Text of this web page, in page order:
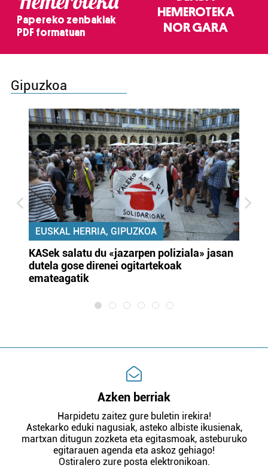
Papereko zenbakiak
PDF formatuan
HEMEROTEKA
NOR GARA
Gipuzkoa
EUSKAL HERRIA, GIPUZKOA
KASek salatu du «jazarpen poliziala» jasan
dutela gose direnei ogitartekoak
emateagatik
Azken berriak
Harpidetu zaitez gure buletin irekira!
Astekarko eduki nagusiak, asteko albiste ikusienak,
martxan ditugun zozketa eta egitasmoak, asteburuko
egitarauen agenda eta askoz gehiago!
Ostiralero zure posta elektronikoan.